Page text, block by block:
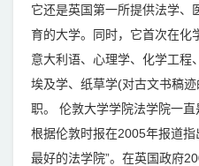
它还是英国第一所提供法学、
育的大学。同时，它首次在化
意大利语、心理学、化学工程
埃及学、纸草学(对古文书稿
职。 伦敦大学学院法学院一直
根据伦敦时报在2005年报道指
最好的法学院”。在英国政府